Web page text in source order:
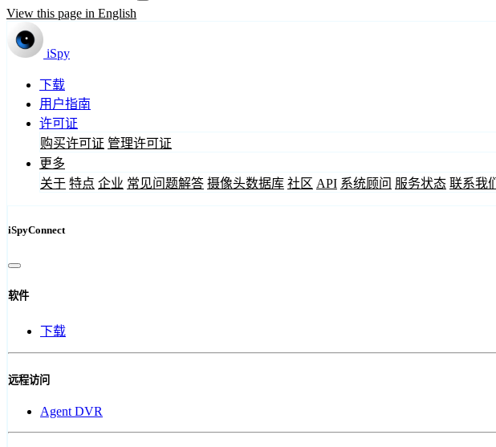
View this page in English
iSpy
下载
用户指南
许可证
购买许可证 管理许可证
更多
关于 特点 企业 常见问题解答 摄像头数据库 社区 API 系统顾问 服务状态 联系我们
iSpyConnect
软件
下载
远程访问
Agent DVR